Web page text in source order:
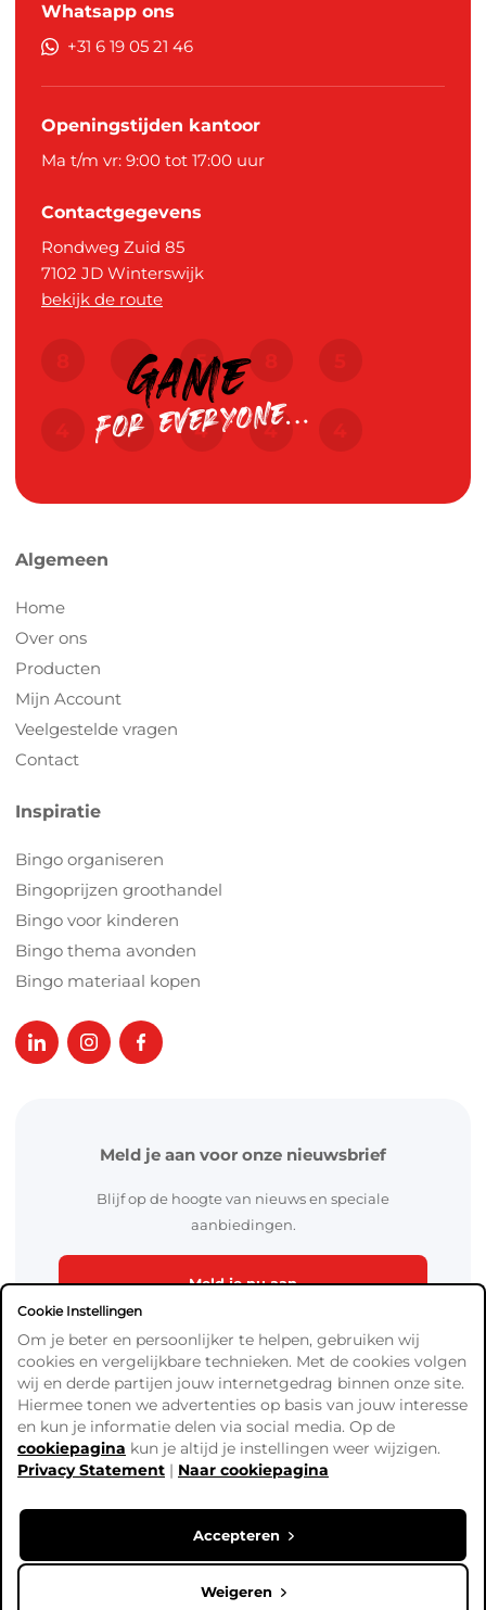
Whatsapp ons
+31 6 19 05 21 46
Openingstijden kantoor
Ma t/m vr: 9:00 tot 17:00 uur
Contactgegevens
Rondweg Zuid 85
7102 JD Winterswijk
bekijk de route
Algemeen
Home
Over ons
Producten
Mijn Account
Veelgestelde vragen
Contact
Inspiratie
Bingo organiseren
Bingoprijzen groothandel
Bingo voor kinderen
Bingo thema avonden
Bingo materiaal kopen
Meld je aan voor onze nieuwsbrief
Blijf op de hoogte van nieuws en speciale
aanbiedingen.
Meld je nu aan
Algemene Voorwaarden
Verzend- en betaalinformatie
Copyright © Ready4Bingo. Alle prijzen zijn exclusief BTW,
Cookie Instellingen
Om je beter en persoonlijker te helpen, gebruiken wij
cookies en vergelijkbare technieken. Met de cookies volgen
wij en derde partijen jouw internetgedrag binnen onze site.
Hiermee tonen we advertenties op basis van jouw interesse
en kun je informatie delen via social media. Op de
cookiepagina kun je altijd je instellingen weer wijzigen.
Privacy Statement | Naar cookiepagina
Accepteren
Weigeren